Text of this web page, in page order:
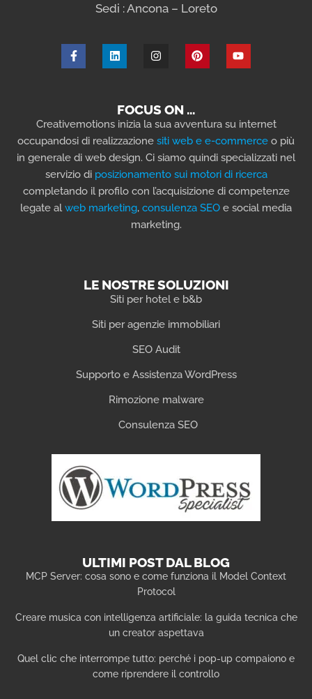
Sedi : Ancona – Loreto
FOCUS ON …
Creativemotions inizia la sua avventura su internet
occupandosi di realizzazione siti web e e-commerce o più
in generale di web design. Ci siamo quindi specializzati nel
servizio di posizionamento sui motori di ricerca
completando il profilo con l’acquisizione di competenze
legate alweb marketing, consulenza SEO e social media
marketing.
LE NOSTRE SOLUZIONI
Siti per hotel e b&b
Siti per agenzie immobiliari
SEO Audit
Supporto e Assistenza WordPress
Rimozione malware
Consulenza SEO
ULTIMI POST DAL BLOG
MCP Server: cosa sono e come funziona il Model Context
Protocol
Creare musica con intelligenza artificiale: la guida tecnica che
un creator aspettava
Quel clic che interrompe tutto: perché i pop-up compaiono e
come riprendere il controllo